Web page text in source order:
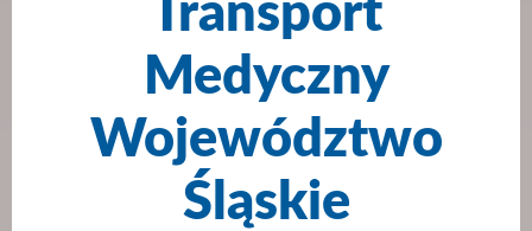
Transport
Medyczny
Województwo
Śląskie